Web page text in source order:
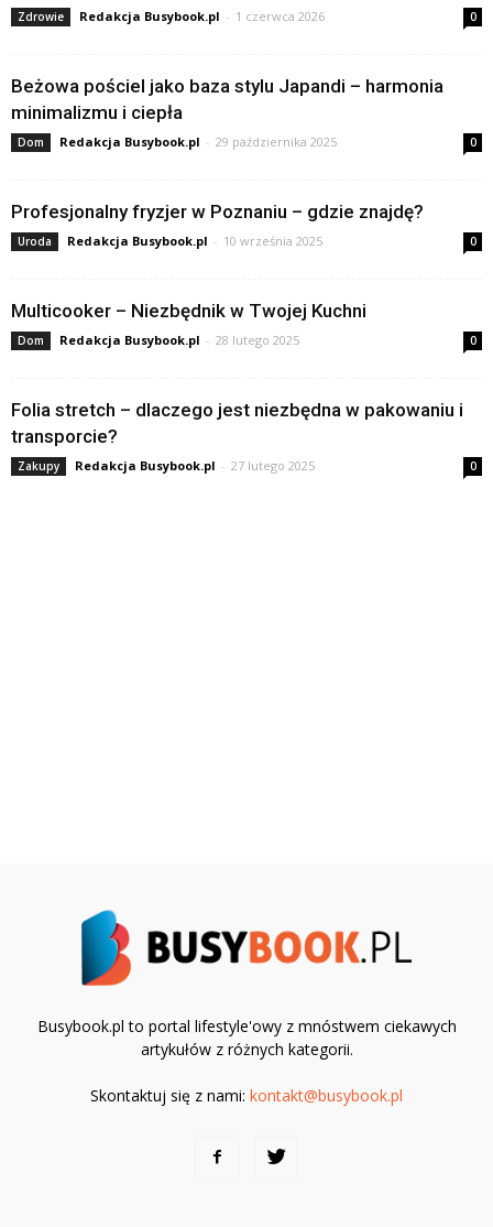
Zdrowie Redakcja Busybook.pl - 1 czerwca 2026 0
Beżowa pościel jako baza stylu Japandi – harmonia
minimalizmu i ciepła
Dom Redakcja Busybook.pl - 29 października 2025 0
Profesjonalny fryzjer w Poznaniu – gdzie znajdę?
Uroda Redakcja Busybook.pl - 10 września 2025 0
Multicooker – Niezbędnik w Twojej Kuchni
Dom Redakcja Busybook.pl - 28 lutego 2025 0
Folia stretch – dlaczego jest niezbędna w pakowaniu i
transporcie?
Zakupy Redakcja Busybook.pl - 27 lutego 2025 0
Busybook.pl to portal lifestyle'owy z mnóstwem ciekawych
artykułów z różnych kategorii.
Skontaktuj się z nami: kontakt@busybook.pl